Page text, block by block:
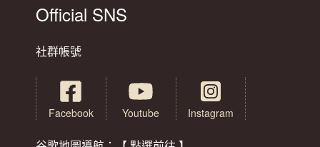
Official SNS
社群帳號
Facebook Youtube Instagram